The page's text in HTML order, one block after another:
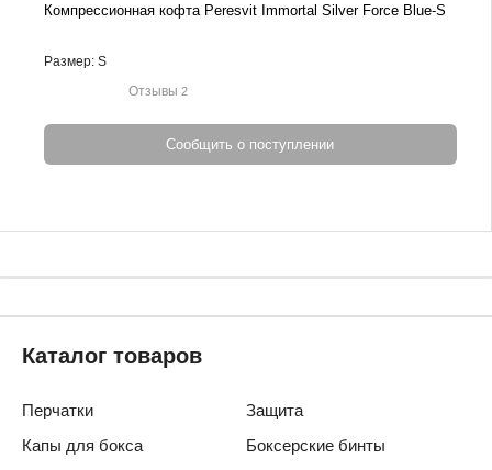
Компрессионная кофта Peresvit Immortal Silver Force Blue-S
Размер: S
Отзывы2
Сообщить о поступлении
Каталог товаров
Перчатки
Защита
Капы для бокса
Боксерские бинты